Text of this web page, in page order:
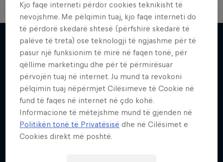
Më shumë si kjo
Kjo faqe interneti përdor cookies teknikisht të
nevojshme. Me pëlqimin tuaj, kjo faqe interneti do
të përdorë skedarë shtesë (përfshirë skedarë të
palëve të treta) ose teknologji të ngjashme për të
pasur një funksionim të mirë në faqen tonë, për
qëllime marketingu dhe për të përmirësuar
përvojën tuaj në internet. Ju mund ta revokoni
pëlqimin tuaj nëpërmjet Cilësimeve të Cookie në
fund të faqes në internet në çdo kohë.
Informacione të mëtejshme mund të gjenden në
Politikën tonë të Privatësisë dhe në Cilësimet e
Cookies direkt më poshtë.